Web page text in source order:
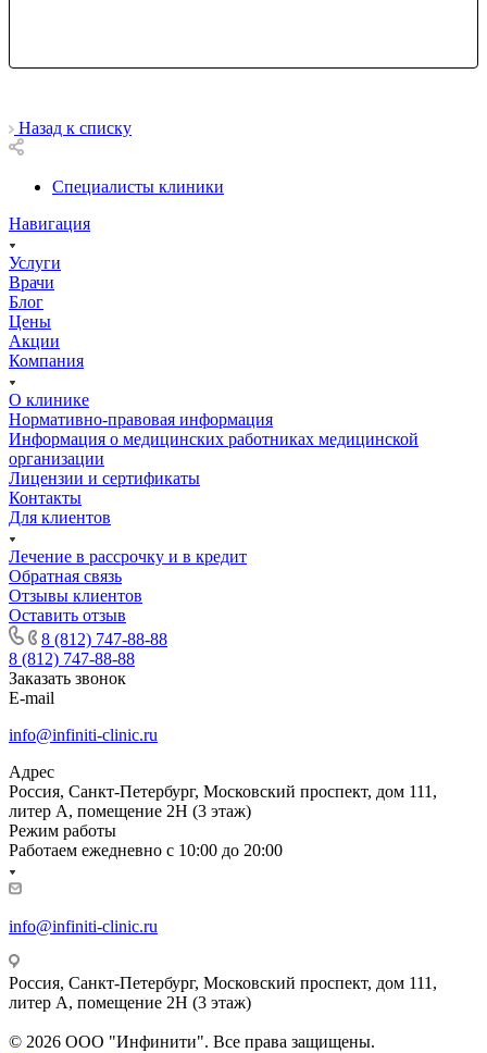
Назад к списку
Специалисты клиники
Навигация
Услуги
Врачи
Блог
Цены
Акции
Компания
О клинике
Нормативно-правовая информация
Информация о медицинских работниках медицинской
организации
Лицензии и сертификаты
Контакты
Для клиентов
Лечение в рассрочку и в кредит
Обратная связь
Отзывы клиентов
Оставить отзыв
8 (812) 747-88-88
8 (812) 747-88-88
Заказать звонок
E-mail
info@infiniti-clinic.ru
Адрес
Россия, Санкт-Петербург, Московский проспект, дом 111,
литер А, помещение 2Н (3 этаж)
Режим работы
Работаем ежедневно с 10:00 до 20:00
info@infiniti-clinic.ru
Россия, Санкт-Петербург, Московский проспект, дом 111,
литер А, помещение 2Н (3 этаж)
© 2026 ООО "Инфинити". Все права защищены.